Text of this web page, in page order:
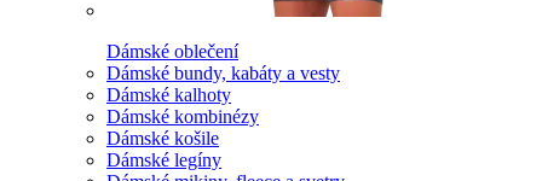
Dámské oblečení
Dámské bundy, kabáty a vesty
Dámské kalhoty
Dámské kombinézy
Dámské košile
Dámské legíny